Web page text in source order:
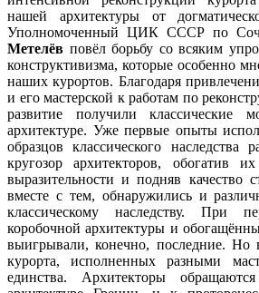
нашей архитектуры от
Уполномоченный ЦИК СССР по
Метелёв повёл борьбу со всяким
конструктивизма, которые особенно
наших курортов. Благодаря
и его мастерской к работам по
развитие получили
архитектуре. Уже первые опыты
образцов классического наследства
кругозор архитекторов, обогатив
выразительности и подняв качество
вместе с тем, обнаружились и
классическому наследству. При
коробочной архитектуры и
выигрывали, конечно, последние. Но
курорта, исполненных разными
единства. Архитекторы